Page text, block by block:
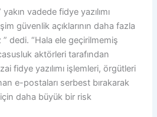
vadede fidye yazılımı
güvenlik açıklarının daha fazla
” dedi. “Hala ele geçirilmemiş
aktörleri tarafından
fidye yazılımı işlemleri, örgütleri
e-postaları serbest bırakarak
daha büyük bir risk